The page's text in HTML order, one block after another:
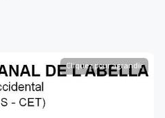
Cliquez pour agrandir